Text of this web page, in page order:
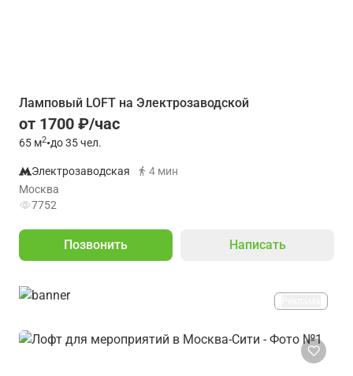
Ламповый LOFT на Электрозаводской
от 1700 ₽/час
65 м2•до 35 чел.
Электрозаводская
4 мин
Москва
7752
Позвонить Написать